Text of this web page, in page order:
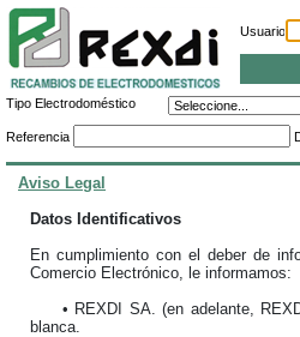
Usuario
Tipo Electrodoméstico
Referencia
Aviso Legal
Datos Identificativos
En cumplimiento con el deber de
Comercio Electrónico, le informamos:
• REXDI SA. (en adelante,
blanca.